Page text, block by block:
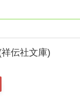
伝社文庫)